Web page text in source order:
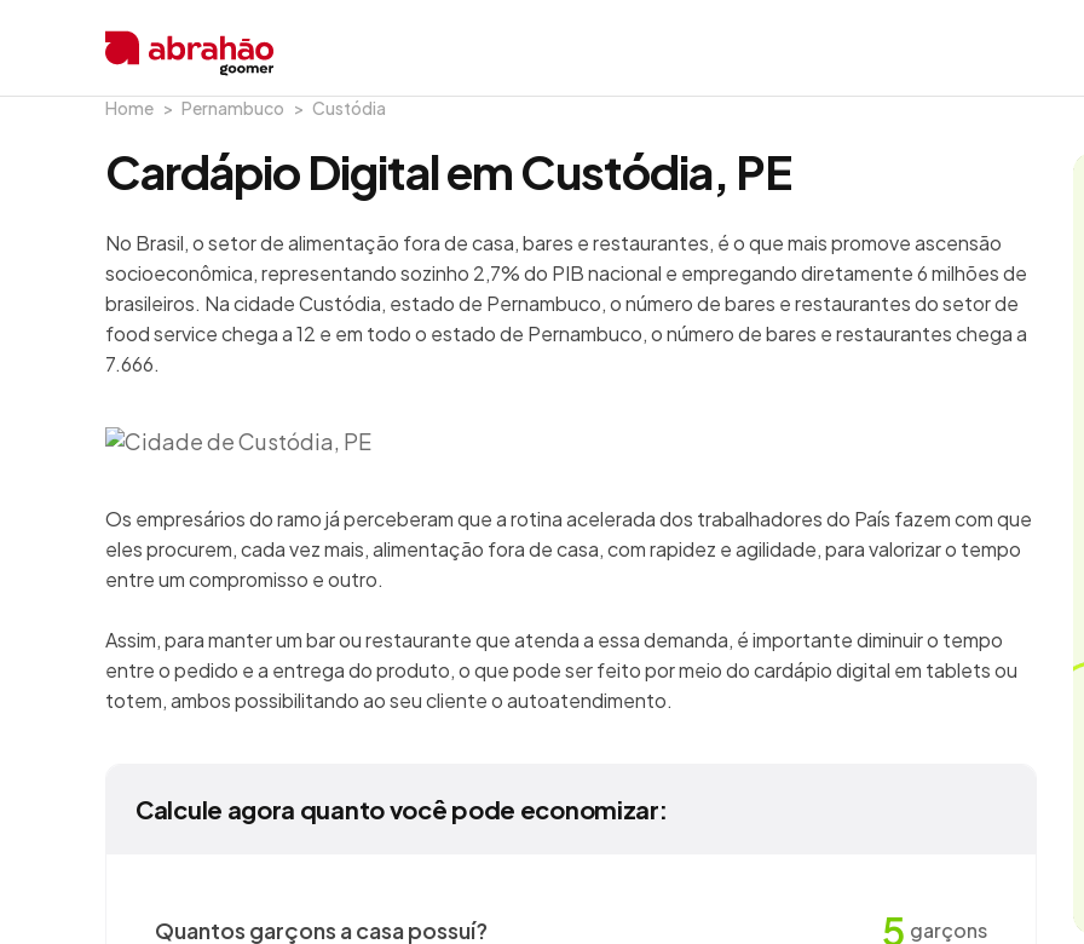
Home Pernambuco Custódia
Cardápio Digital em Custódia, PE
No Brasil, o setor de alimentação fora de casa, bares e restaurantes, é o que mais promove ascensão
socioeconômica, representando sozinho 2,7% do PIB nacional e empregando diretamente 6 milhões de
brasileiros. Na cidade Custódia, estado de Pernambuco, o número de bares e restaurantes do setor de
food service chega a 12 e em todo o estado de Pernambuco, o número de bares e restaurantes chega a
7.666.
Os empresários do ramo já perceberam que a rotina acelerada dos trabalhadores do País fazem com que
eles procurem, cada vez mais, alimentação fora de casa, com rapidez e agilidade, para valorizar o tempo
entre um compromisso e outro.
Assim, para manter um bar ou restaurante que atenda a essa demanda, é importante diminuir o tempo
entre o pedido e a entrega do produto, o que pode ser feito por meio do cardápio digital em tablets ou
totem, ambos possibilitando ao seu cliente o autoatendimento.
Calcule agora quanto você pode economizar:
Quantos garçons a casa possuí? 5 garçons